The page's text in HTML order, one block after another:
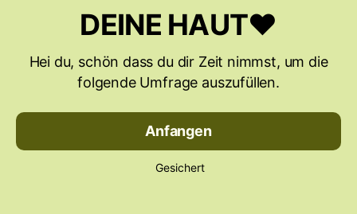
DEINE HAUT❤️
Hei du, schön dass du dir Zeit nimmst, um die
folgende Umfrage auszufüllen.
Anfangen
Gesichert